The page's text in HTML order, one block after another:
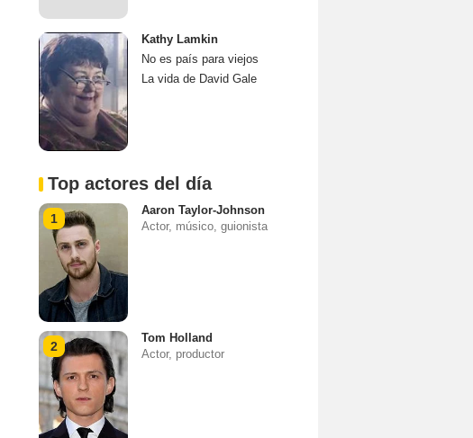
Kathy Lamkin
No es país para viejos
La vida de David Gale
Top actores del día
1
Aaron Taylor-Johnson
Actor, músico, guionista
2
Tom Holland
Actor, productor